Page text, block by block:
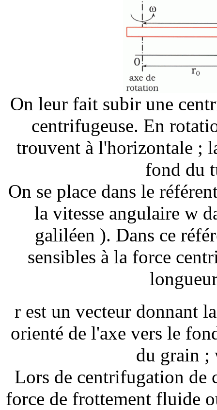
On leur fait subir une
centrifugeuse. En
trouvent à l'horizontale ;
fond du
On se place dans le
la vitesse angulaire w
galiléen ). Dans ce
sensibles à la force
r est un vecteur donnant
orienté de l'axe vers le
du grain ;
Lors de centrifugation de
force de frottement fluide